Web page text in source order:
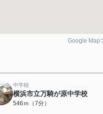
Google Map
中学校
横浜市立万騎が原中学校
546ｍ（7分）